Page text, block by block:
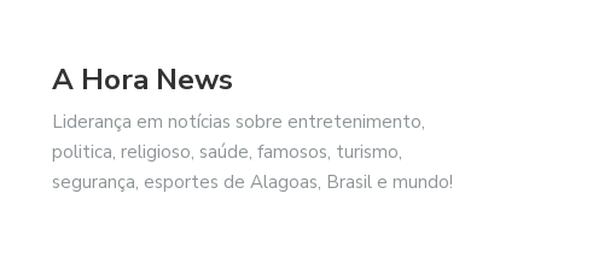
A Hora News
Liderança em notícias sobre entretenimento,
politica, religioso, saúde, famosos, turismo,
segurança, esportes de Alagoas, Brasil e mundo!